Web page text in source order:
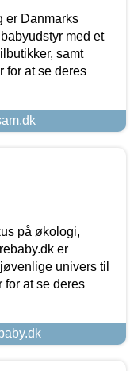
er Danmarks
med et
samt
for at se deres
på økologi,
er
univers til
for at se deres